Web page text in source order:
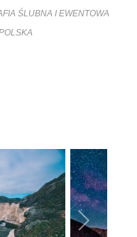
ŚLUBNA I EWENTOWA